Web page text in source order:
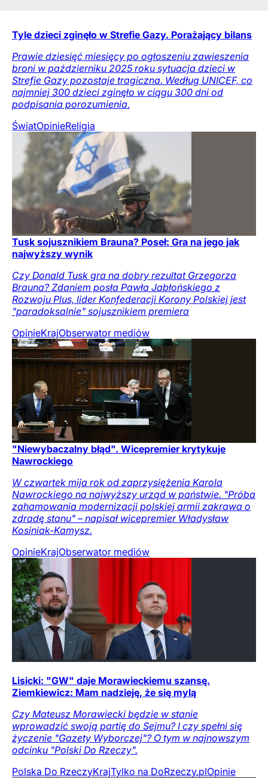
Tyle dzieci zginęło w Strefie Gazy. Porażający bilans
Prawie dziesięć miesięcy po ogłoszeniu zawieszenia
broni w październiku 2025 roku sytuacja dzieci w
Strefie Gazy pozostaje tragiczna. Według UNICEF, co
najmniej 300 dzieci zginęło w ciągu 300 dni od
podpisania porozumienia.
ŚwiatOpinieReligia
Tusk sojusznikiem Brauna? Poseł: Gra na jego jak
najwyższy wynik
Czy Donald Tusk gra na dobry rezultat Grzegorza
Brauna? Zdaniem posła Pawła Jabłońskiego z
Rozwoju Plus, lider Konfederacji Korony Polskiej jest
"paradoksalnie" sojusznikiem premiera
OpinieKrajObserwator mediów
"Niewybaczalny błąd". Wicepremier krytykuje
Nawrockiego
W czwartek mija rok od zaprzysiężenia Karola
Nawrockiego na najwyższy urząd w państwie. "Próba
zahamowania modernizacji polskiej armii zakrawa o
zdradę stanu" – napisał wicepremier Władysław
Kosiniak-Kamysz.
OpinieKrajObserwator mediów
Lisicki: "GW" daje Morawieckiemu szansę.
Ziemkiewicz: Mam nadzieję, że się mylą
Czy Mateusz Morawiecki będzie w stanie
wprowadzić swoją partię do Sejmu? I czy spełni się
życzenie "Gazety Wyborczej"? O tym w najnowszym
odcinku "Polski Do Rzeczy".
Polska Do RzeczyKrajTylko na DoRzeczy.plOpinie